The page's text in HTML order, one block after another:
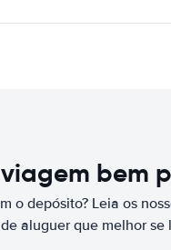
bem
o depósito? Leia os
aluguer que melhor se